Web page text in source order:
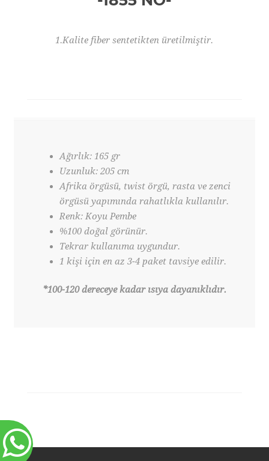
1.Kalite fiber sentetikten üretilmiştir.
Ağırlık: 165 gr
Uzunluk: 205 cm
Afrika örgüsü, twist örgü, rasta ve zenci
örgüsü yapımında rahatlıkla kullanılır.
Renk: Koyu Pembe
%100 doğal görünür.
Tekrar kullanıma uygundur.
1 kişi için en az 3-4 paket tavsiye edilir.
*100-120 dereceye kadar ısıya dayanıklıdır.